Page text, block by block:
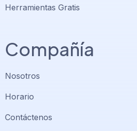
Herramientas Gratis
Compañía
Nosotros
Horario
Contáctenos